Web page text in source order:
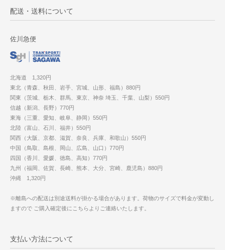
配送・送料について
佐川急便
北海道 1,320円
東北（青森、秋田、岩手、宮城、山形、福島）880円
関東（茨城、栃木、群馬、東京、神奈 埼玉、千葉、山梨）550円
信越（新潟、長野）770円
東海（三重、愛知、岐阜、静岡）550円
北陸（富山、石川、福井）550円
関西（大阪、京都、滋賀、奈良、兵庫、和歌山）550円
中国（鳥取、島根、岡山、広島、山口）770円
四国（香川、愛媛、徳島、高知）770円
九州（福岡、佐賀、長崎、熊本、大分、宮崎、鹿児島）880円
沖縄 1,320円
※離島への配送は別途送料が掛かる場合があります。荷物のサイズで料金が変動し
ますので ご購入確定後にこちらよりご連絡いたします。
支払い方法について